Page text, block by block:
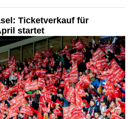
Ticketverkauf für
startet